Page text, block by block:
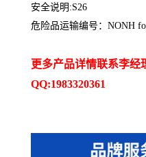
安全说明:S26
危险品运输编号：NONH
更多产品详情联系李经
QQ:1983320361